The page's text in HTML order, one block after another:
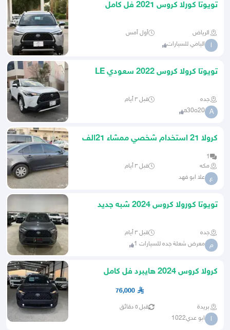
تويوتا كورلا كروس 2021 فل كامل
الرياض أول أمس
ا اليامي للسيارات
تويوتا كرولا كروس 2022 سعودي LE
جده قبل ٣ أيام
A
a30o20
كرولا 21 استخدام شخصي ممشاء 21الف
1
مكه
قبل ٣ أيام
ع علا ابو فهد
تويوتا كورولا كروس 2024 شبه جديد
جده قبل ٣ أيام
م معرض شعلة جده للسيارات 1
كرولا كروس 2024 هايبرد فل كامل
76,000
بريدة قبل ٥ دقائق
ا ابو عدي1022